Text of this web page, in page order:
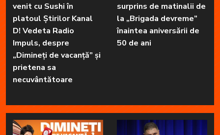
venit cu Sushi în
platoul Știrilor Kanal
D! Vedeta Radio
Impuls, despre
„Dimineți de vacanță” și
prietena sa
necuvântătoare
surprins de matinalii de
la „Brigada devreme”
înaintea aniversării de
50 de ani